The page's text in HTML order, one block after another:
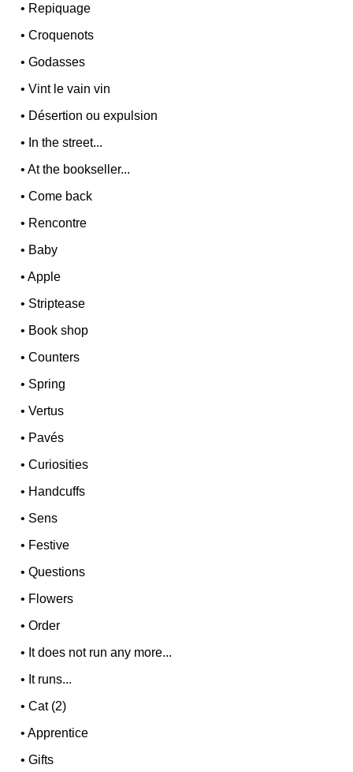
• Repiquage
•Croquenots
•Godasses
•Vint le vain vin
• Désertion ou expulsion
• In the street...
•At the bookseller...
•Come back
• Rencontre
• Baby
•Apple
• Striptease
• Book shop
•Counters
• Spring
•Vertus
• Pavés
•Curiosities
• Handcuffs
• Sens
• Festive
•Questions
• Flowers
•Order
• It does not run any more...
• It runs...
•Cat (2)
•Apprentice
•Gifts